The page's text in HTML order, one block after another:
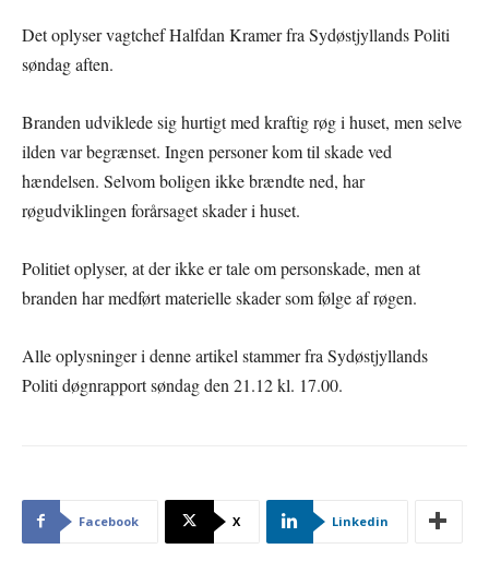
Det oplyser vagtchef Halfdan Kramer fra Sydøstjyllands Politi
søndag aften.
Branden udviklede sig hurtigt med kraftig røg i huset, men selve
ilden var begrænset. Ingen personer kom til skade ved
hændelsen. Selvom boligen ikke brændte ned, har
røgudviklingen forårsaget skader i huset.
Politiet oplyser, at der ikke er tale om personskade, men at
branden har medført materielle skader som følge af røgen.
Alle oplysninger i denne artikel stammer fra Sydøstjyllands
Politi døgnrapport søndag den 21.12 kl. 17.00.
Facebook X Linkedin